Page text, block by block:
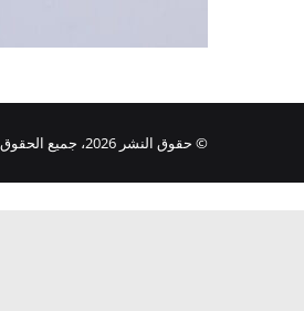
© حقوق النشر 2026، جميع الحقوق محفوظة |